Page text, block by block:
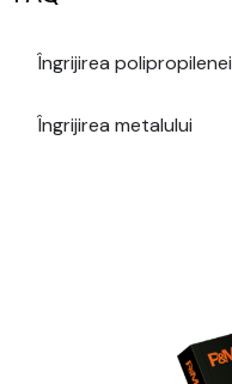
Îngrijirea polipropilenei
Îngrijirea metalului